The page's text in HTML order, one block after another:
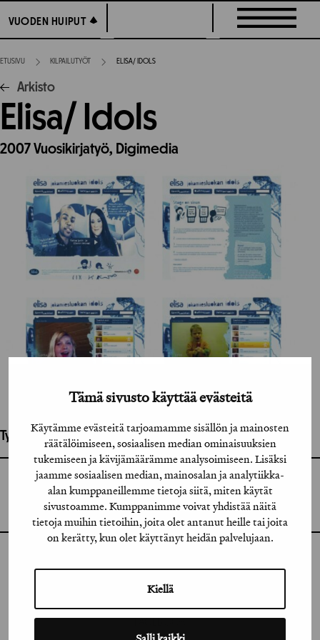
Tämä sivusto käyttää evästeitä
Käytämme evästeitä tarjoamamme sisällön ja mainosten
räätälöimiseen, sosiaalisen median ominaisuuksien
tukemiseen ja kävijämäärämme analysoimiseen. Lisäksi
jaamme sosiaalisen median, mainosalan ja analytiikka-
alan kumppaneillemme tietoja siitä, miten käytät
sivustoamme. Kumppanimme voivat yhdistää näitä
tietoja muihin tietoihin, joita olet antanut heille tai joita
on kerätty, kun olet käyttänyt heidän palvelujaan.
Kiellä
suoraan
sisältöön
VUODEN HUIPUT
VUODEN HUIPUT
ETUSIVU KILPAILUTYÖT ELISA/ IDOLS
Arkisto
Elisa/ Idols
2007Vuosikirjatyö, Digimedia
Työhön osallistuneet henkilöt / tahot:
GRAFIA RY
GRAFIA(AT)GRAFIA.FI
UUDENMAANKATU 11 B 9,
00120 HELSINKI
LINKEDIN